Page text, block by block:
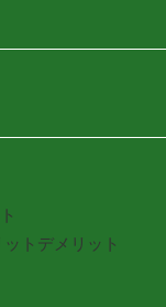
トデメリット